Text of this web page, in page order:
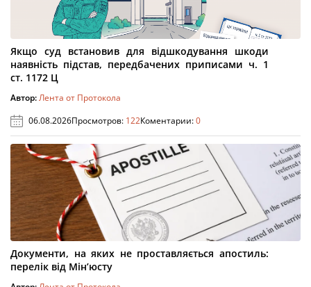
Якщо суд встановив для відшкодування шкоди
наявність підстав, передбачених приписами ч. 1
ст. 1172 Ц
Автор:Лента от Протокола
06.08.2026Просмотров: 122Коментарии:0
Документи, на яких не проставляється апостиль:
перелік від Мін’юсту